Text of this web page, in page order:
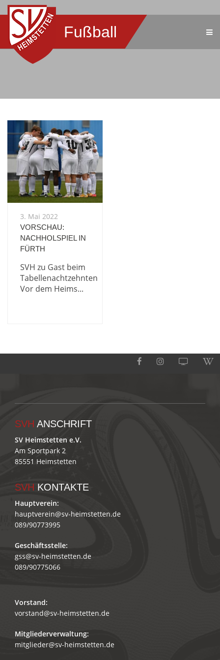
Fußball
3. Mai 2022
VORSCHAU:
NACHHOLSPIEL IN
FÜRTH
SVH zu Gast beim
Tabellenachtzehnten
Vor dem Heims...
SVH ANSCHRIFT
SV Heimstetten e.V.
Am Sportpark 2
85551 Heimstetten
SVH KONTAKTE
Hauptverein:
hauptverein@sv-heimstetten.de
089/90773995
Geschäftsstelle:
gss@sv-heimstetten.de
089/90775066
Vorstand:
vorstand@sv-heimstetten.de
Mitgliederverwaltung:
mitglieder@sv-heimstetten.de